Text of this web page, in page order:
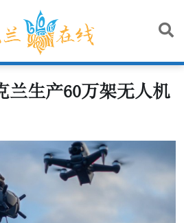
兰生产60万架无人机